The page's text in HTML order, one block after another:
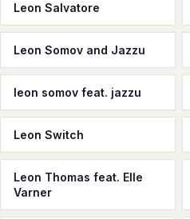
Leon Salvatore
Leon Somov and Jazzu
leon somov feat. jazzu
Leon Switch
Leon Thomas feat. Elle
Varner